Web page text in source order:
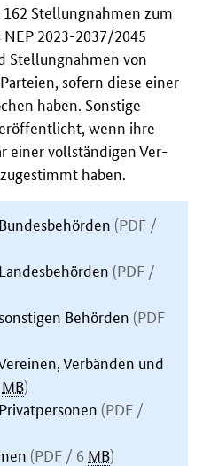
Stellung­nahmen zum
2023-2037/2045
Stellung­nahmen von
sofern diese einer
haben. Sonstige
wenn ihre
einer voll­ständigen Ver­
haben.
(PDF /
(PDF /
Behörden (PDF
Verbänden und
MB)
(PDF /
(PDF / 6 MB)